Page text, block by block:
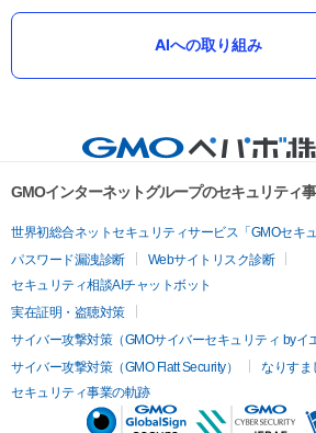
AIへの取り組み
GMOインターネットグループのセキュリティ
世界初総合ネットセキュリティサービス「GMOセキュ
パスワード漏洩診断
Webサイトリスク診断
セキュリティ相談AIチャットボット
実在証明・盗聴対策
サイバー攻撃対策（GMOサイバーセキュリティ byイ
サイバー攻撃対策（GMO Flatt Security）
なりすま
セキュリティ事業の軌跡